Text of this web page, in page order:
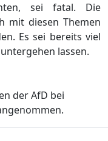
sei fatal. Die
mit diesen Themen
Es sei bereits viel
lassen.
der AfD bei